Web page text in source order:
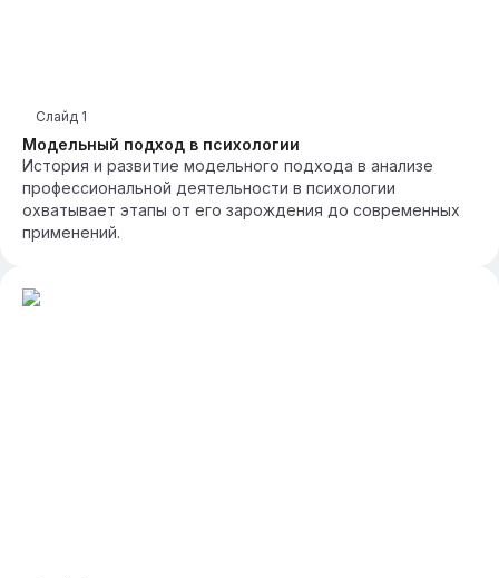
Модельный подход в психологии
Слайд 1
История и развитие модельного подхода в анализе
профессиональной деятельности в психологии
охватывает этапы от его зарождения до современных
применений.